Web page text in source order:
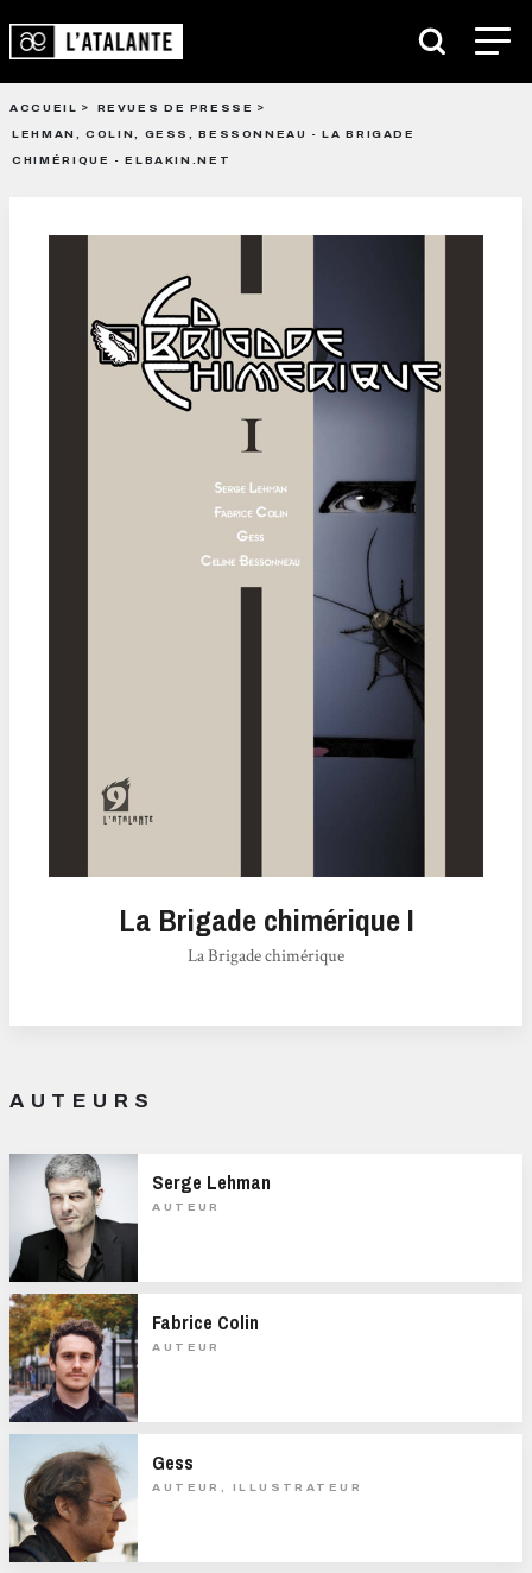
ACCUEIL
REVUES DE PRESSE
LEHMAN, COLIN, GESS, BESSONNEAU - LA BRIGADE
CHIMÉRIQUE - ELBAKIN.NET
La Brigade chimérique I
La Brigade chimérique
AUTEURS
Serge Lehman
AUTEUR
Fabrice Colin
AUTEUR
Gess
AUTEUR, ILLUSTRATEUR